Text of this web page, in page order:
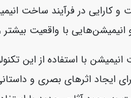
کارایی در فرآیند ساخت
با واقعیت بیشتر
با استفاده از این
اثرهای بصری و